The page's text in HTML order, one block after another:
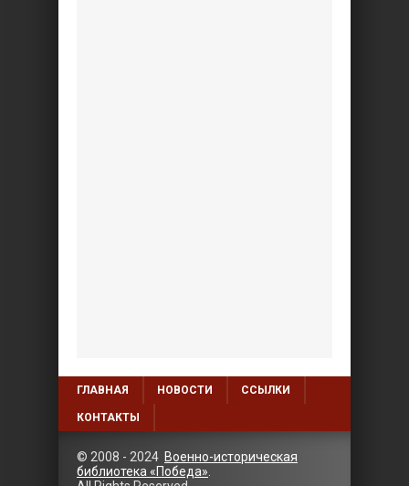
ГЛАВНАЯ НОВОСТИ ССЫЛКИ
КОНТАКТЫ
© 2008 - 2024 Военно-историческая
библиотека «Победа»